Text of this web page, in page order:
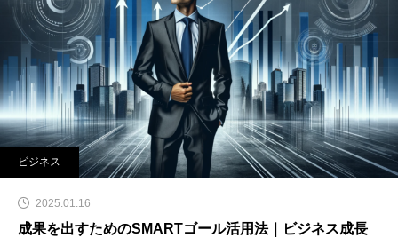
ビジネス
2025.01.16
成果を出すためのSMARTゴール活用法｜ビジネス成長